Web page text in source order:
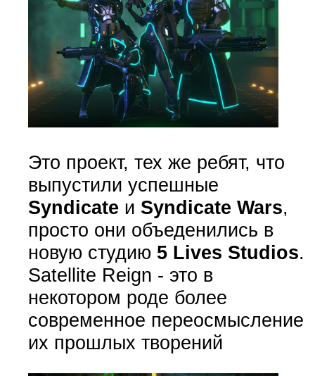
Это проект, тех же ребят, что
выпустили успешные
Syndicate и Syndicate Wars,
просто они объеденились в
новую студию 5 Lives Studios.
Satellite Reign - это в
некотором роде более
современное переосмысление
их прошлых творений